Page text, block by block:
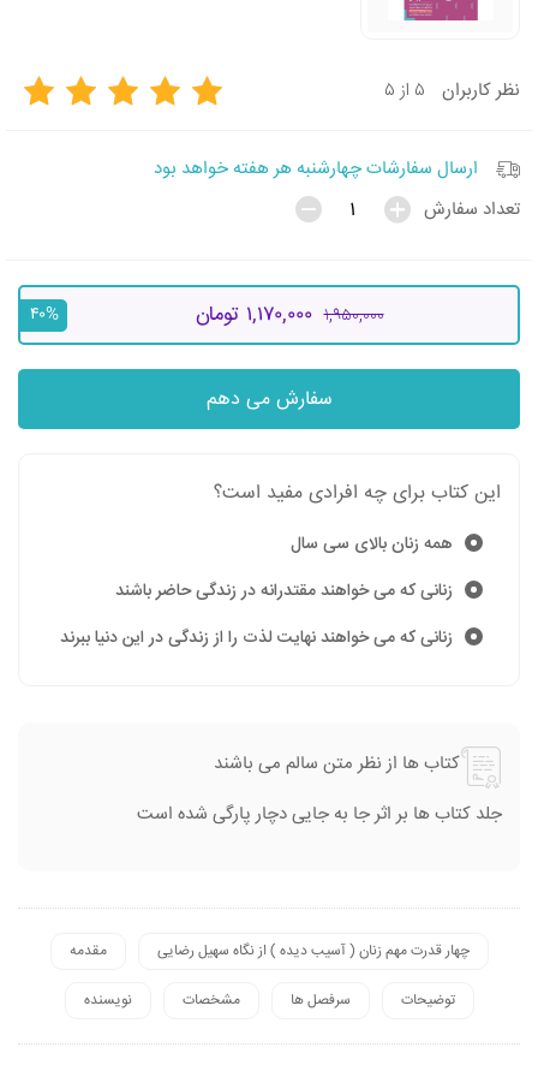
نظرکاربران
ارسال سفارشات چهارشنبه هر هفته خواهد بود
تعداد سفارش
۱,۹۵۰,۰۰۰ ۱,۱۷۰,۰۰۰ تومان ۴۰%
سفارش می دهم
این کتاب برای چه افرادی مفید است؟
همه زنان بالای سی سال
زنانی که می خواهند مقتدرانه در زندگی حاضر باشند
زنانی که می خواهند نهایت لذت را از زندگی در این دنیا ببرند
کتاب ها از نظر متن سالم می باشند
جلد کتاب ها بر اثر جا به جایی دچار پارگی شده است
چهار قدرت مهم زنان ( آسیب دیده ) از نگاه سهیل رضایی مقدمه
توضیحات سرفصل ها مشخصات نویسنده